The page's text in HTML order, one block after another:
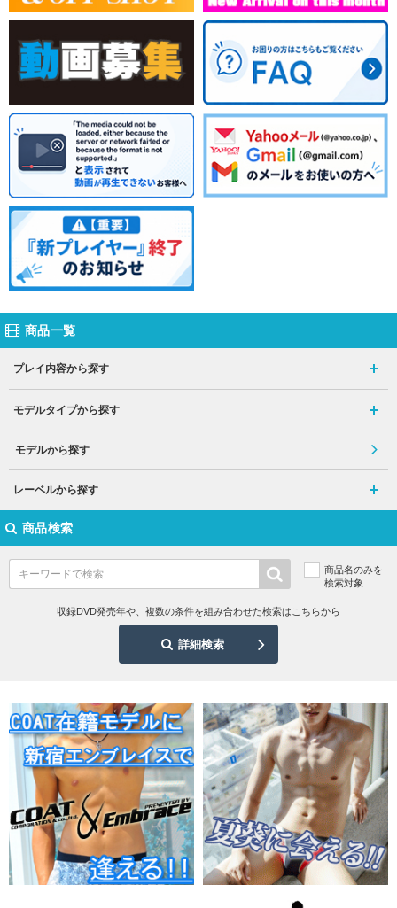
商品一覧
プレイ内容から探す
モデルタイプから探す
モデルから探す
レーベルから探す
商品検索
商品名のみを
検索対象
収録DVD発売年や、複数の条件を組み合わせた検索はこちらから
詳細検索